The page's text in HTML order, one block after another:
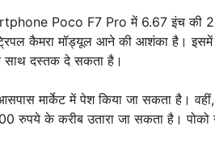
Poco F7 Pro में 6.67 इंच की
कैमरा मॉड्यूल आने की आशंका है।
साथ दस्तक दे सकता है।
मार्केट में पेश किया जा सकता है।
रुपये के करीब उतारा जा सकता है।